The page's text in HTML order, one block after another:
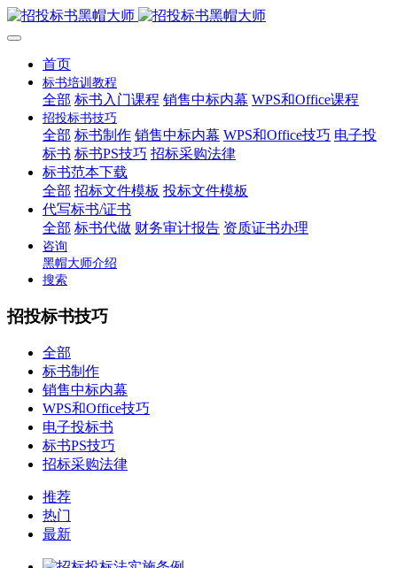
首页
标书培训教程
全部 标书入门课程 销售中标内幕 WPS和Office课程
招投标书技巧
全部 标书制作 销售中标内幕 WPS和Office技巧 电子投
标书 标书PS技巧 招标采购法律
标书范本下载
全部 招标文件模板 投标文件模板
代写标书/证书
全部 标书代做 财务审计报告 资质证书办理
咨询
黑帽大师介绍
搜索
招投标书技巧
全部
标书制作
销售中标内幕
WPS和Office技巧
电子投标书
标书PS技巧
招标采购法律
推荐
热门
最新